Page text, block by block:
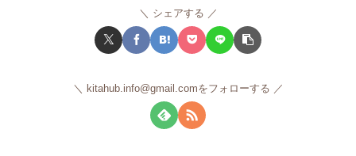
シェアする
kitahub.info@gmail.comをフォローする